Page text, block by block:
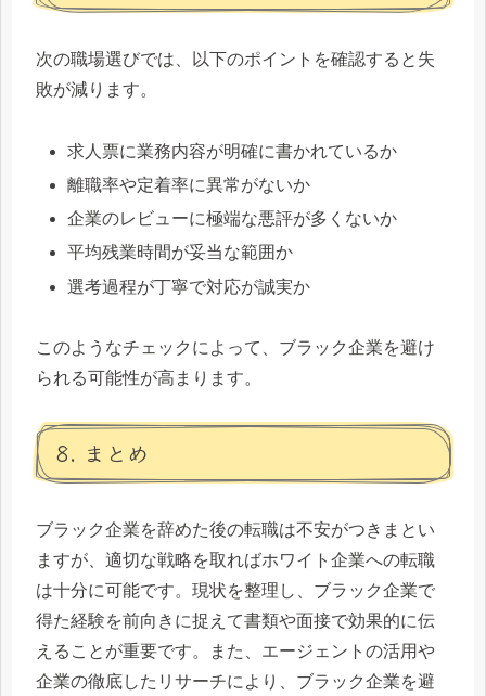
次の職場選びでは、以下のポイントを確認すると失
敗が減ります。
求人票に業務内容が明確に書かれているか
離職率や定着率に異常がないか
企業のレビューに極端な悪評が多くないか
平均残業時間が妥当な範囲か
選考過程が丁寧で対応が誠実か
このようなチェックによって、ブラック企業を避け
られる可能性が高まります。
8. まとめ
ブラック企業を辞めた後の転職は不安がつきまとい
ますが、適切な戦略を取ればホワイト企業への転職
は十分に可能です。現状を整理し、ブラック企業で
得た経験を前向きに捉えて書類や面接で効果的に伝
えることが重要です。また、エージェントの活用や
企業の徹底したリサーチにより、ブラック企業を避